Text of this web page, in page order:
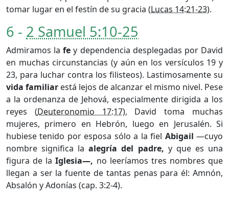
tomar lugar en el festín de su gracia (Lucas 14:21-23).
6 - 2 Samuel 5:10-25
Admiramos lafe y dependencia desplegadas por David
en muchas circunstancias (y aún en los versículos 19 y
23, para luchar contra los filisteos). Lastimosamente su
vida familiar está lejos de alcanzar el mismo nivel. Pese
a la ordenanza de Jehová, especialmente dirigida a los
reyes (Deuteronomio 17:17), David toma muchas
mujeres, primero en Hebrón, luego en Jerusalén. Si
hubiese tenido por esposa sólo a la fiel Abigail —cuyo
nombre significa laalegría del padre, y que es una
figura de laIglesia—, no leeríamos tres nombres que
llegan a ser la fuente de tantas penas para él: Amnón,
Absalón y Adonías (cap. 3:2-4).